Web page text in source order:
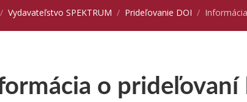
Vydavateľstvo SPEKTRUM Prideľovanie DOI
o prideľovaní